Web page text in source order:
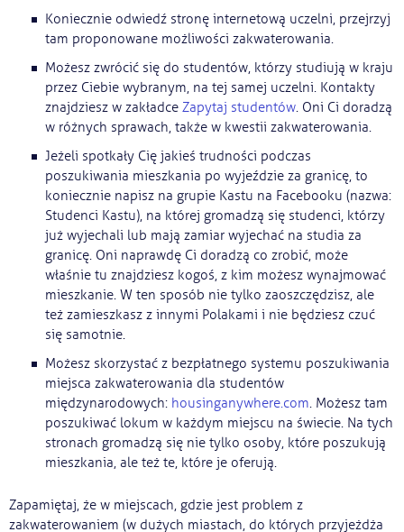
Koniecznie odwiedź stronę internetową uczelni, przejrzyj
tam proponowane możliwości zakwaterowania.
Możesz zwrócić się do studentów, którzy studiują w kraju
przez Ciebie wybranym, na tej samej uczelni. Kontakty
znajdziesz w zakładce Zapytaj studentów. Oni Ci doradzą
w różnych sprawach, także w kwestii zakwaterowania.
Jeżeli spotkały Cię jakieś trudności podczas
poszukiwania mieszkania po wyjeździe za granicę, to
koniecznie napisz na grupie Kastu na Facebooku (nazwa:
Studenci Kastu), na której gromadzą się studenci, którzy
już wyjechali lub mają zamiar wyjechać na studia za
granicę. Oni naprawdę Ci doradzą co zrobić, może
właśnie tu znajdziesz kogoś, z kim możesz wynajmować
mieszkanie. W ten sposób nie tylko zaoszczędzisz, ale
też zamieszkasz z innymi Polakami i nie będziesz czuć
się samotnie.
Możesz skorzystać z bezpłatnego systemu poszukiwania
miejsca zakwaterowania dla studentów
międzynarodowych: housinganywhere.com. Możesz tam
poszukiwać lokum w każdym miejscu na świecie. Na tych
stronach gromadzą się nie tylko osoby, które poszukują
mieszkania, ale też te, które je oferują.
Zapamiętaj, że w miejscach, gdzie jest problem z
zakwaterowaniem (w dużych miastach, do których przyjeżdża